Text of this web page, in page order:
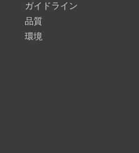
ガイドライン
品質
環境